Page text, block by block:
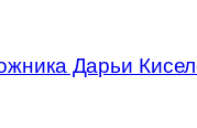
Дарьи